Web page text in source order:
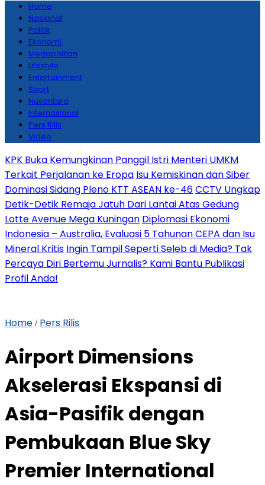
Home
Nasional
Politik
Ekonomi
Megapolitan
Lifestyle
Entertainment
Sport
Nusantara
Internasional
Pers Rilis
Video
KPK Buka Kemungkinan Panggil Istri Menteri UMKM
Terkait Perjalanan ke Eropa Isu Kemiskinan dan Siber
Dominasi Sidang Pleno KTT ASEAN ke-46CCTV Ungkap
Detik-Detik Remaja Jatuh Dari Lantai Atas Gedung
Lotte Avenue Mega Kuningan Diplomasi Ekonomi
Indonesia – Australia, Evaluasi 5 Tahunan CEPA dan Isu
Mineral Kritis Ingin Tampil Seperti Seleb di Media? Tak
Percaya Diri Bertemu Jurnalis? Kami Bantu Publikasi
Profil Anda!
Home / Pers Rilis
Airport Dimensions
Akselerasi Ekspansi di
Asia-Pasifik dengan
Pembukaan Blue Sky
Premier International